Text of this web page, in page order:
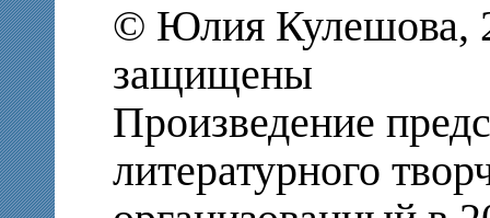
© Юлия Кулешова,
защищены
Произведение
литературного